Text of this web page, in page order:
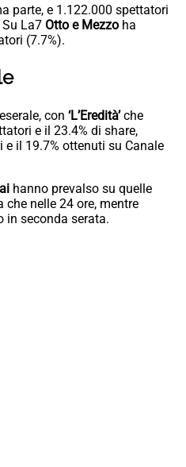
parte, e 1.122.000 spettatori
La7 Otto e Mezzo ha
(7.7%).
con ‘L’Eredità’che
e il 23.4% di share,
il 19.7% ottenuti su Canale
hanno prevalso su quelle
che nelle 24 ore, mentre
in seconda serata.